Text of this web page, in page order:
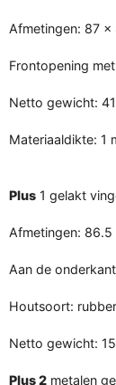
Afmetingen: 87 x
Frontopening
Netto gewicht:
Materiaaldikte: 1
Plus 1 gelakt
Afmetingen:
Aan de
Houtsoort:
Netto gewicht:
Plus 2 metalen